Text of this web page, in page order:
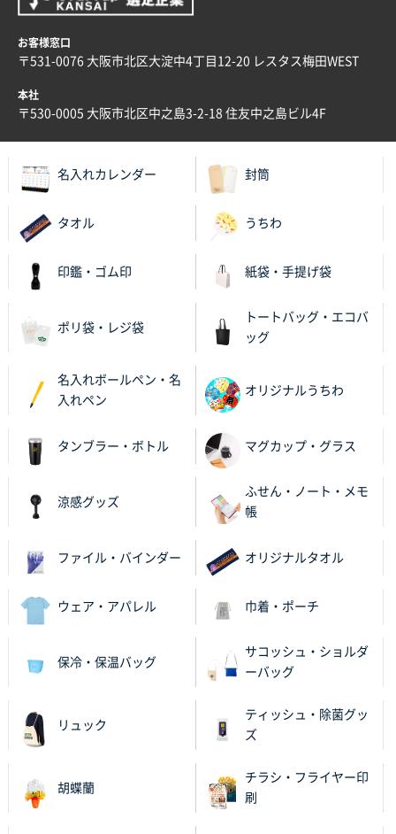
大阪府E社様
2025年11月28日 15:13
他部署のスタッフからの指示
兵庫県S社様
以前発注しているので、データが残っている点が良か
2025年11月25日 16:41
前回同様、安心できるから
uni ジェットストリーム 05
2025年11月21日 16:39
何度か注文していて、満足していたから
神奈川県のお客様
のし文言が変更できたのと価格。
千葉県M社様
ワンポイント箔押し紙袋 Sサイズ(A5対応)
2025年11月06日 14:57
営業ご担当者さまより、ご丁寧なサポートをいただ
進められました。
【ポリ袋】特別ご注文ページ
3000枚
昨年利用した時に、納期と金額面でかなり業者さんを
比較して決めさせていただきました。 昨年注文分も、
納期がギリギリだったにも関わらず、丁寧に対応して
お客様窓口
〒531-0076 大阪市北区大淀中4丁目12-20 レスタス梅田WEST
本社
〒530-0005 大阪市北区中之島3-2-18 住友中之島ビル4F
名入れカレンダー 封筒
タオル うちわ
印鑑・ゴム印 紙袋・手提げ袋
ポリ袋・レジ袋
トートバッグ・エコバ
ッグ
名入れボールペン・名
入れペン
オリジナルうちわ
タンブラー・ボトル マグカップ・グラス
涼感グッズ
ふせん・ノート・メモ
帳
ファイル・バインダー オリジナルタオル
ウェア・アパレル 巾着・ポーチ
保冷・保温バッグ
サコッシュ・ショルダ
ーバッグ
リュック
ティッシュ・除菌グッ
ズ
胡蝶蘭
チラシ・フライヤー印
刷